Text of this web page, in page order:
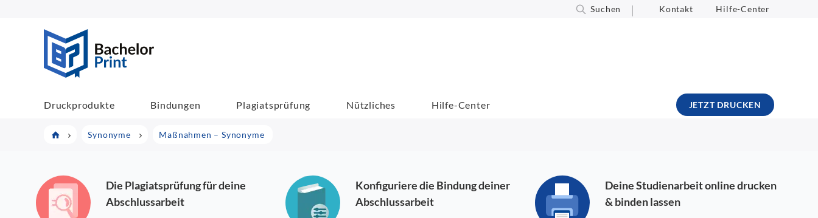
Suchen Kontakt Hilfe-Center
Druckprodukte Bindungen Plagiatsprüfung Nützliches Hilfe-Center JETZT DRUCKEN
Synonyme Maßnahmen – Synonyme
Die Plagiatsprüfung für deine
Abschlussarbeit
Konfiguriere die Bindung deiner
Abschlussarbeit
Deine Studienarbeit online drucken
& binden lassen